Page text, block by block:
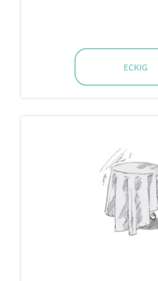
ECKIG